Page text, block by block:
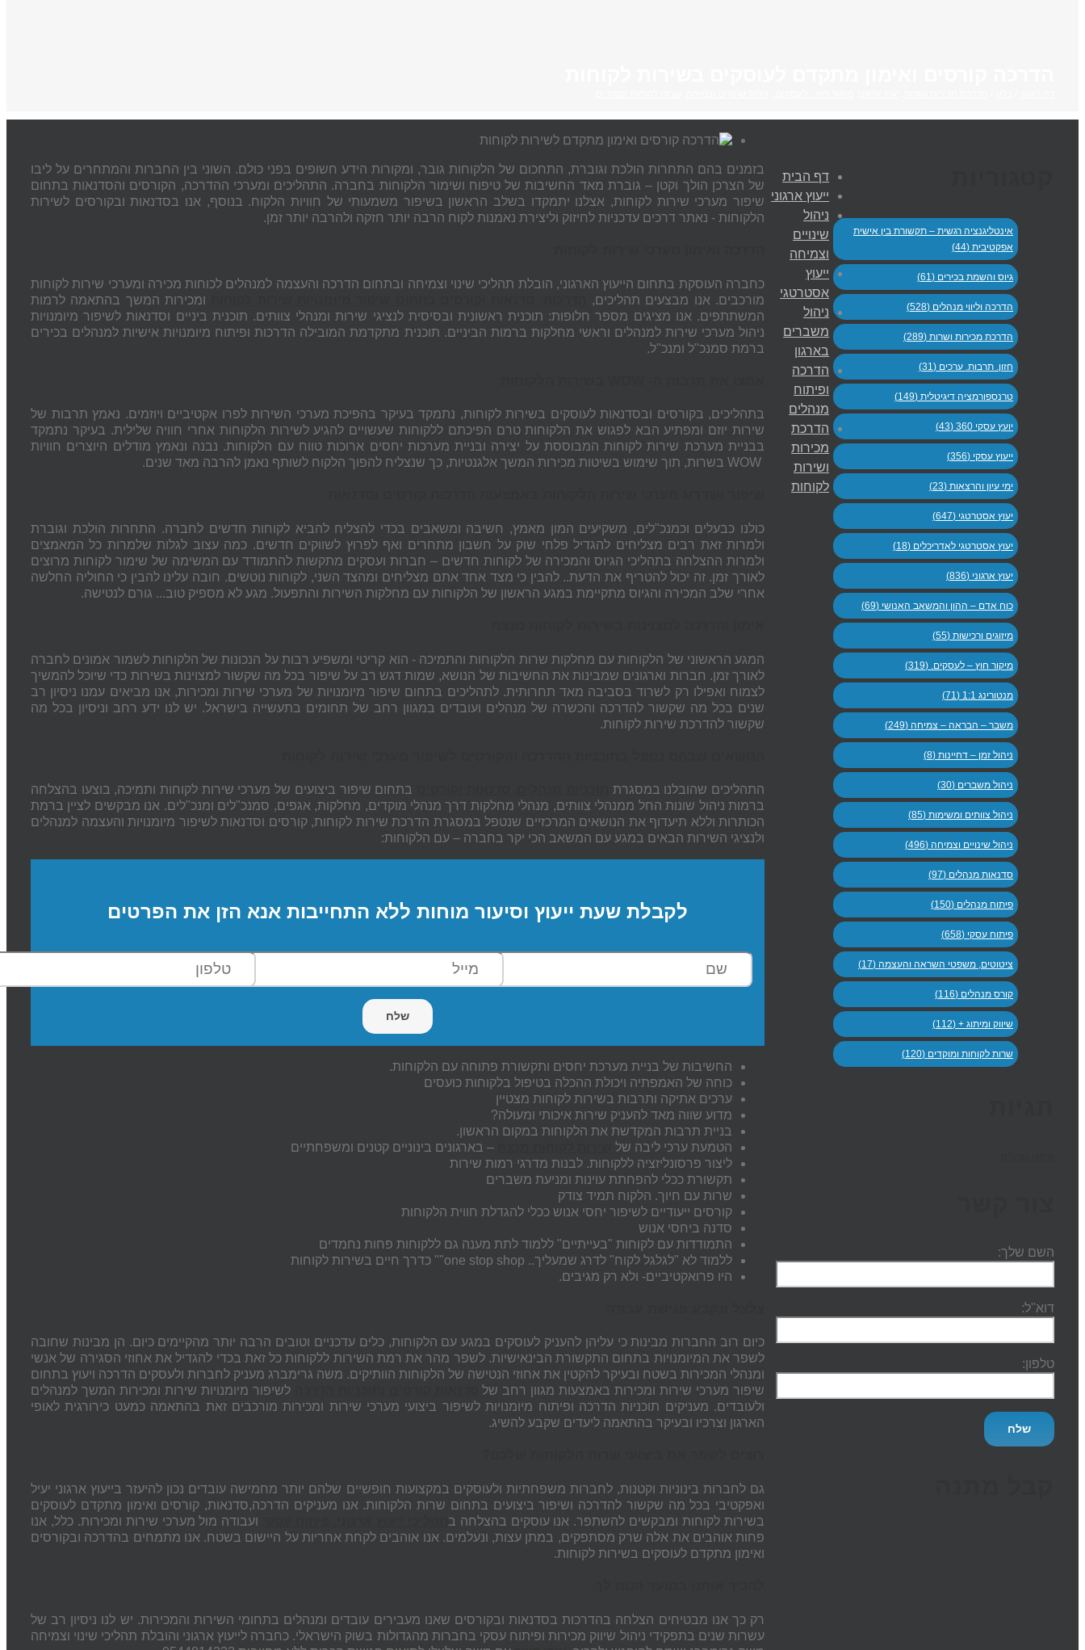
בזמנים בהם התחרות הולכת וגוברת, התחכום של הלקוחות גובר, ומקורות הידע חשופים בפני כולם. השוני בין החברות והמתחרים על ליבו
של הצרכן הולך וקטן – גוברת מאד החשיבות של טיפוח ושימור הלקוחות בחברה. התהליכים ומערכי ההדרכה, הקורסים והסדנאות בתחום
שיפור מערכי שירות לקוחות, אצלנו יתמקדו בשלב הראשון בשיפור משמעותי של חוויות הלקוח. בנוסף, אנו בסדנאות ובקורסים לשירות
הלקוחות - נאתר דרכים עדכניות לחיזוק וליצירת נאמנות לקוח הרבה יותר חזקה ולהרבה יותר זמן.
כחברה העוסקת בתחום הייעוץ הארגוני, הובלת תהליכי שינוי וצמיחה ובתחום הדרכה והעצמה למנהלים לכוחות מכירה ומערכי שירות לקוחות
מורכבים. אנו מבצעים תהליכים,
ומכירות המשך בהתאמה לרמות
המשתתפים. אנו מציגים מספר חלופות: תוכנית ראשונית ובסיסית לנציגי שירות ומנהלי צוותים. תוכנית ביניים וסדנאות לשיפור מיומנויות
ניהול מערכי שירות למנהלים וראשי מחלקות ברמות הביניים. תוכנית מתקדמת המובילה הדרכות ופיתוח מיומנויות אישיות למנהלים בכירים
ברמת סמנכ"ל ומנכ"ל.
בתהליכים, בקורסים ובסדנאות לעוסקים בשירות לקוחות, נתמקד בעיקר בהפיכת מערכי השירות לפרו אקטיביים ויוזמים. נאמץ תרבות של
שירות יוזם ומפתיע הבא לפגוש את הלקוחות טרם הפיכתם ללקוחות שעשויים להגיע לשירות הלקוחות אחרי חוויה שלילית. בעיקר נתמקד
בבניית מערכת שירות לקוחות המבוססת על יצירה ובניית מערכות יחסים ארוכות טווח עם הלקוחות. נבנה ונאמץ מודלים היוצרים חוויות
כולנו כבעלים וכמנכ"לים, משקיעים המון מאמץ, חשיבה ומשאבים בכדי להצליח להביא לקוחות חדשים לחברה. התחרות הולכת וגוברת
ולמרות זאת רבים מצליחים להגדיל פלחי שוק על חשבון מתחרים ואף לפרוץ לשווקים חדשים. כמה עצוב לגלות שלמרות כל המאמצים
ולמרות ההצלחה בתהליכי הגיוס והמכירה של לקוחות חדשים – חברות ועסקים מתקשות להתמודד עם המשימה של שימור לקוחות מרוצים
לאורך זמן. זה יכול להטריף את הדעת.. להבין כי מצד אחד אתם מצליחים ומהצד השני, לקוחות נוטשים. חובה עלינו להבין כי החוליה החלשה
אחרי שלב המכירה והגיוס מתקיימת במגע הראשון של הלקוחות עם מחלקות השירות והתפעול. מגע לא מספיק טוב... גורם לנטישה.
המגע הראשוני של הלקוחות עם מחלקות שרות הלקוחות והתמיכה - הוא קריטי ומשפיע רבות על הנכונות של הלקוחות לשמור אמונים לחברה
לאורך זמן. חברות וארגונים שמבינות את החשיבות של הנושא, שמות דגש רב על שיפור בכל מה שקשור למצוינות בשירות כדי שיוכל להמשיך
לצמוח ואפילו רק לשרוד בסביבה מאד תחרותית. לתהליכים בתחום שיפור מיומנויות של מערכי שירות ומכירות, אנו מביאים עמנו ניסיון רב
שנים בכל מה שקשור להדרכה והכשרה של מנהלים ועובדים במגוון רחב של תחומים בתעשייה בישראל. יש לנו ידע רחב וניסיון בכל מה
שקשור להדרכת שירות לקוחות.
התהליכים שהובלנו במסגרת
בתחום שיפור ביצועים של מערכי שירות לקוחות ותמיכה, בוצעו בהצלחה
ברמות ניהול שונות החל ממנהלי צוותים, מנהלי מחלקות דרך מנהלי מוקדים, מחלקות, אגפים, סמנכ"לים ומנכ"לים. אנו מבקשים לציין ברמת
הכותרות וללא תיעדוף את הנושאים המרכזיים שנטפל במסגרת הדרכת שירות לקוחות, קורסים וסדנאות לשיפור מיומנויות והעצמה למנהלים
ולנציגי השירות הבאים במגע עם המשאב הכי יקר בחברה – עם הלקוחות:
לקבלת שעת ייעוץ וסיעור מוחות ללא התחייבות אנא הזן את הפרטים
החשיבות של בניית מערכת יחסים ותקשורת פתוחה עם הלקוחות.
כוחה של האמפתיה ויכולת ההכלה בטיפול בלקוחות כועסים
ערכים אתיקה ותרבות בשירות לקוחות מצטיין
מדוע שווה מאד להעניק שירות איכותי ומעולה?
בניית תרבות המקדשת את הלקוחות במקום הראשון.
הטמעת ערכי ליבה של
– בארגונים בינוניים קטנים ומשפחתיים
ליצור פרסונליזציה ללקוחות. לבנות מדרגי רמות שירות
תקשורת ככלי להפחתת עוינות ומניעת משברים
שרות עם חיוך. הלקוח תמיד צודק
קורסים ייעודיים לשיפור יחסי אנוש ככלי להגדלת חווית הלקוחות
סדנה ביחסי אנוש
התמודדות עם לקוחות "בעייתיים" ללמוד לתת מענה גם ללקוחות פחות נחמדים
ללמוד לא "לגלגל לקוח" לדרג שמעליך.. one stop shop"" כדרך חיים בשירות לקוחות
היו פרואקטיביים- ולא רק מגיבים.
כיום רוב החברות מבינות כי עליהן להעניק לעוסקים במגע עם הלקוחות, כלים עדכניים וטובים הרבה יותר מהקיימים כיום. הן מבינות שחובה
לשפר את המיומנויות בתחום התקשורת הבינאישיות. לשפר מהר את רמת השירות ללקוחות כל זאת בכדי להגדיל את אחוזי הסגירה של אנשי
ומנהלי המכירות בשטח ובעיקר להקטין את אחוזי הנטישה של הלקוחות הוותיקים. משה גרימברג מעניק לחברות ולעסקים הדרכה ויעוץ בתחום
שיפור מערכי שירות ומכירות באמצעות מגוון רחב של
לשיפור מיומנויות שירות ומכירות המשך למנהלים
ולעובדים. מעניקים תוכניות הדרכה ופיתוח מיומנויות לשיפור ביצועי מערכי שירות ומכירות מורכבים זאת בהתאמה כמעט כירורגית לאופי
הארגון וצרכיו ובעיקר בהתאמה ליעדים שקבע להשיג.
גם לחברות בינוניות וקטנות, לחברות משפחתיות ולעוסקים במקצועות חופשיים שלהם יותר מחמישה עובדים נכון להיעזר בייעוץ ארגוני יעיל
ואפקטיבי בכל מה שקשור להדרכה ושיפור ביצועים בתחום שרות הלקוחות. אנו מעניקים הדרכה,סדנאות, קורסים ואימון מתקדם לעוסקים
בשירות לקוחות ומבקשים להשתפר. אנו עוסקים בהצלחה ב
ועבודה מול מערכי שירות ומכירות. כלל, אנו
פחות אוהבים את אלה שרק מסתפקים, במתן עצות, ונעלמים. אנו אוהבים לקחת אחריות על היישום בשטח. אנו מתמחים בהדרכה ובקורסים
ואימון מתקדם לעוסקים בשירות לקוחות.
רק כך אנו מבטיחים הצלחה בהדרכות בסדנאות ובקורסים שאנו מעבירים עובדים ומנהלים בתחומי השירות והמכירות. יש לנו ניסיון רב של
עשרות שנים בתפקידי ניהול שיווק מכירות ופיתוח עסקי בחברות מהגדולות בשוק הישראלי. כחברה לייעוץ ארגוני והובלת תהליכי שינוי וצמיחה
אינטליגנציה רגשית – תקשורת בין אישית
אפקטיבית (44)
גיוס והשמת בכירים (61)
הדרכה וליווי מנהלים (528)
הדרכת מכירות ושרות (289)
חזון. תרבות. ערכים (31)
טרנספורמציה דיגיטלית (149)
יועץ עסקי 360 (43)
ייעוץ עסקי (356)
ימי עיון והרצאות (23)
יעוץ אסטרטגי (647)
יעוץ אסטרטגי לאדריכלים (18)
יעוץ ארגוני (836)
כוח אדם – ההון והמשאב האנושי (69)
מיזוגים ורכישות (55)
מיקור חוץ – לעסקים. (319)
מנטורינג 1:1 (71)
משבר – הבראה – צמיחה (249)
ניהול זמן – דחיינות (8)
ניהול משברים (30)
ניהול צוותים ומשימות (85)
ניהול שינויים וצמיחה (496)
סדנאות מנהלים (97)
פיתוח מנהלים (150)
פיתוח עסקי (658)
ציטוטים, משפטי השראה והעצמה (17)
קורס מנהלים (116)
שיווק ומיתוג + (112)
שרות לקוחות ומוקדים (120)
השם שלך:
דוא''ל:
טלפון:
דף הבית
ייעוץ ארגוני
ניהול
שינויים
וצמיחה
ייעוץ
אסטרטגי
ניהול
משברים
בארגון
הדרכה
ופיתוח
מנהלים
הדרכת
מכירות
ושירות
לקוחות